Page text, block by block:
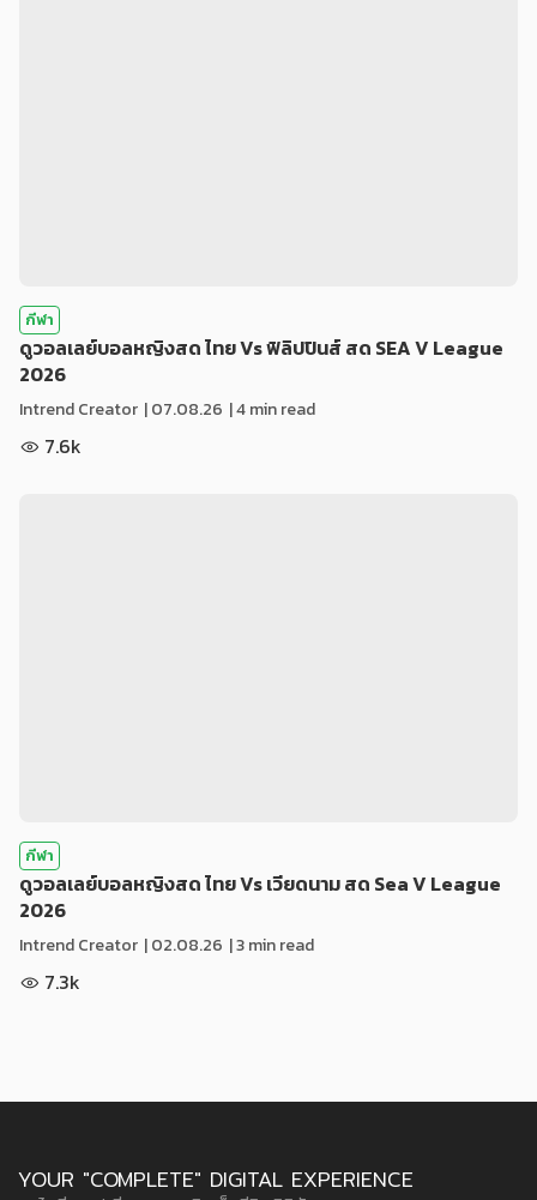
กีฬา
ดูวอลเลย์บอลหญิงสด ไทย Vs ฟิลิปปินส์ สด SEA V League
2026
Intrend Creator |07.08.26 | 4 min read
7.6k
กีฬา
ดูวอลเลย์บอลหญิงสด ไทย Vs เวียดนาม สด Sea V League
2026
Intrend Creator |02.08.26 | 3 min read
7.3k
YOUR "COMPLETE" DIGITAL EXPERIENCE